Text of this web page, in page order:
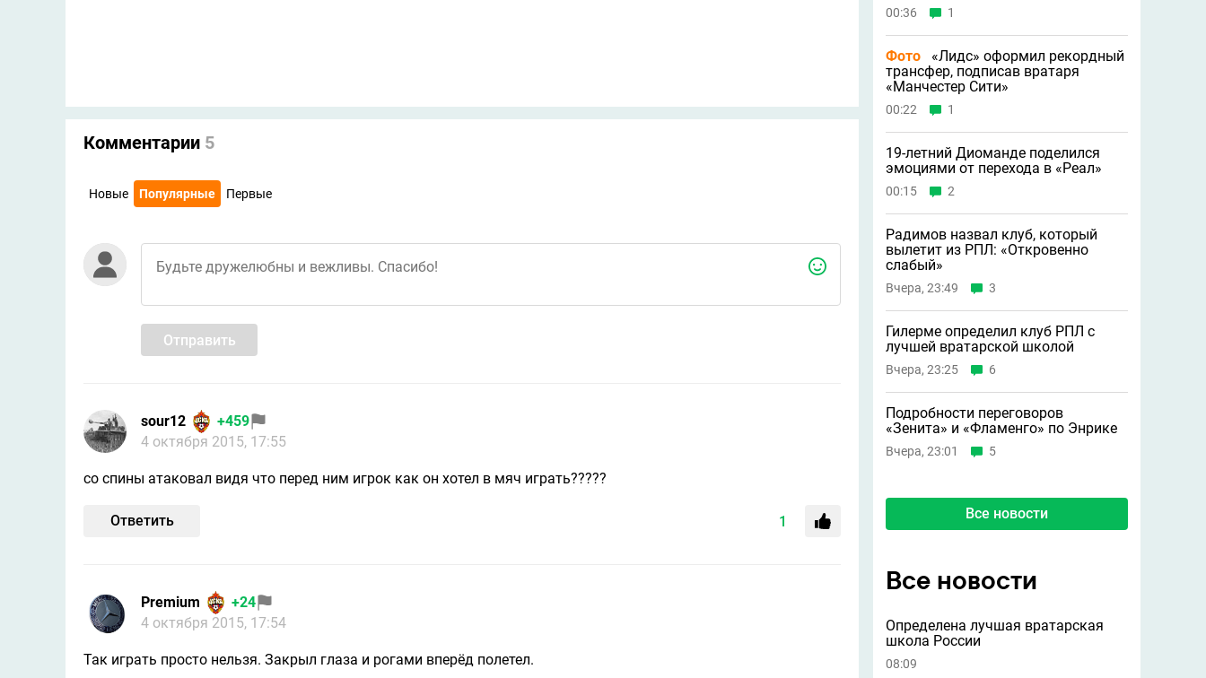
Комментарии 5
Новые Популярные Первые
Отправить
sour12
+459
4 октября 2015, 17:55
со спины атаковал видя что перед ним игрок как он хотел в мяч играть?????
Ответить 1
Premium
+24
4 октября 2015, 17:54
Так играть просто нельзя. Закрыл глаза и рогами вперёд полетел.
00:36 1
Фото
«Лидс» оформил рекордный
трансфер, подписав вратаря
«Манчестер Сити»
00:22 1
19-летний Диоманде поделился
эмоциями от перехода в «Реал»
00:15 2
Радимов назвал клуб, который
вылетит из РПЛ: «Откровенно
слабый»
Вчера, 23:49 3
Гилерме определил клуб РПЛ с
лучшей вратарской школой
Вчера, 23:25 6
Подробности переговоров
«Зенита» и «Фламенго» по Энрике
Вчера, 23:01 5
Все новости
Все новости
Определена лучшая вратарская
школа России
08:09